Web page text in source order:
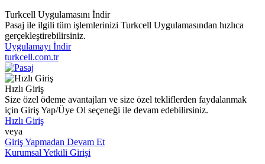
Turkcell Uygulamasını İndir
Pasaj ile ilgili tüm işlemlerinizi Turkcell Uygulamasından hızlıca
gerçekleştirebilirsiniz.
Uygulamayı İndir
turkcell.com.tr
Hızlı Giriş
Size özel ödeme avantajları ve size özel tekliflerden faydalanmak
için Giriş Yap/Üye Ol seçeneği ile devam edebilirsiniz.
Hızlı Giriş
veya
Giriş Yapmadan Devam Et
Kurumsal Yetkili Girişi